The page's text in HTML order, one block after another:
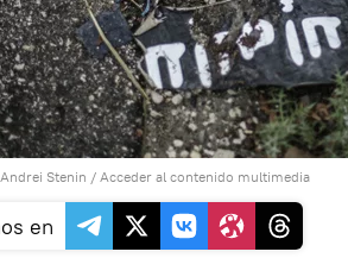
Stenin / Acceder al contenido multimedia
en